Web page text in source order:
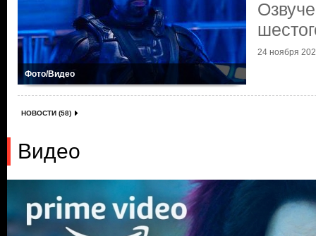
Фото/Видео
24 ноября
НОВОСТИ (58)
Видео